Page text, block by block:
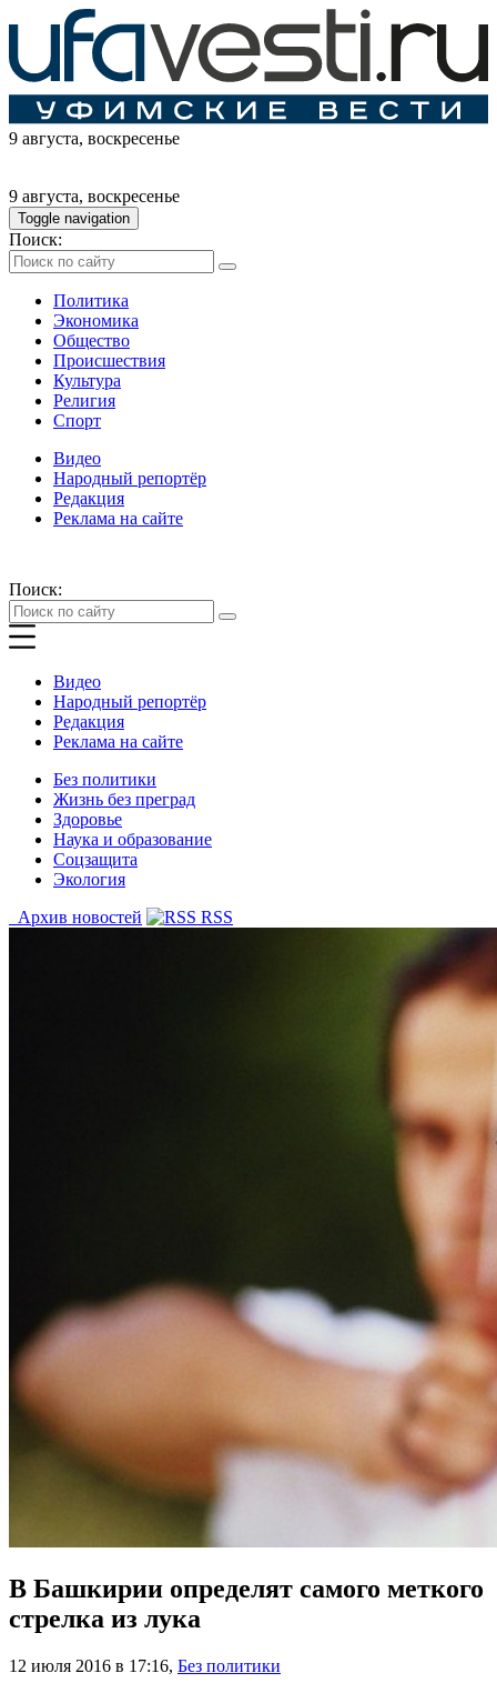
9 августа, воскресенье
9 августа, воскресенье
Toggle navigation
Поиск:
Политика
Экономика
Общество
Происшествия
Культура
Религия
Спорт
Видео
Народный репортёр
Редакция
Реклама на сайте
Поиск:
Видео
Народный репортёр
Редакция
Реклама на сайте
Без политики
Жизнь без преград
Здоровье
Наука и образование
Соцзащита
Экология
Архив новостей
RSS
В Башкирии определят самого меткого
стрелка из лука
12 июля 2016 в 17:16, Без политики